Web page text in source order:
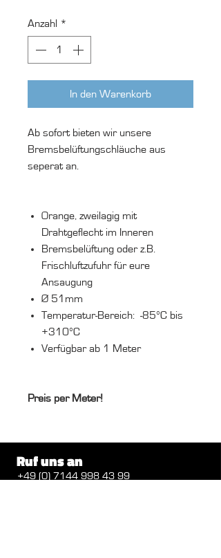
1
Meter
Anzahl *
In den Warenkorb
Ab sofort bieten wir unsere
Bremsbelüftungschläuche aus
seperat an.
Orange, zweilagig mit
Drahtgeflecht im Inneren
Bremsbelüftung oder z.B.
Frischluftzufuhr für eure
Ansaugung
Ø 51mm
Temperatur-Bereich: -85°C bis
+310°C
Verfügbar ab 1 Meter
Preis per Meter!
Ruf uns an
+49 (0) 7144 998 43 99